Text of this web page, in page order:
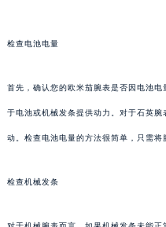
检查电池电量
首先，确认您的欧米茄腕表是否因电池
于电池或机械发条提供动力。对于石英
动。检查电池电量的方法很简单，只需将
检查机械发条